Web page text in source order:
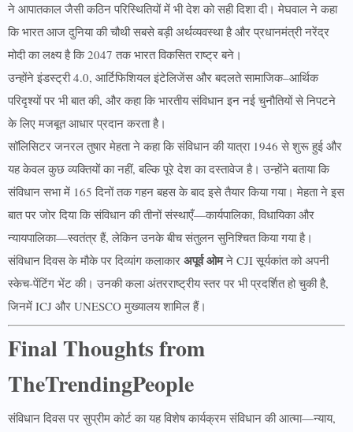
ने आपातकाल जैसी कठिन परिस्थितियों में भी देश को सही दिशा दी। मेघवाल ने कहा
कि भारत आज दुनिया की चौथी सबसे बड़ी अर्थव्यवस्था है और प्रधानमंत्री नरेंद्र
मोदी का लक्ष्य है कि 2047 तक भारत विकसित राष्ट्र बने।
उन्होंने इंडस्ट्री 4.0, आर्टिफिशियल इंटेलिजेंस और बदलते सामाजिक–आर्थिक
परिदृश्यों पर भी बात की, और कहा कि भारतीय संविधान इन नई चुनौतियों से निपटने
के लिए मजबूत आधार प्रदान करता है।
सॉलिसिटर जनरल तुषार मेहता ने कहा कि संविधान की यात्रा 1946 से शुरू हुई और
यह केवल कुछ व्यक्तियों का नहीं, बल्कि पूरे देश का दस्तावेज है। उन्होंने बताया कि
संविधान सभा में 165 दिनों तक गहन बहस के बाद इसे तैयार किया गया। मेहता ने इस
बात पर जोर दिया कि संविधान की तीनों संस्थाएँ—कार्यपालिका, विधायिका और
न्यायपालिका—स्वतंत्र हैं, लेकिन उनके बीच संतुलन सुनिश्चित किया गया है।
संविधान दिवस के मौके पर दिव्यांग कलाकार अपूर्व ओमने CJI सूर्यकांत को अपनी
स्केच-पेंटिंग भेंट की। उनकी कला अंतरराष्ट्रीय स्तर पर भी प्रदर्शित हो चुकी है,
जिनमें ICJ और UNESCO मुख्यालय शामिल हैं।
Final Thoughts from
TheTrendingPeople
संविधान दिवस पर सुप्रीम कोर्ट का यह विशेष कार्यक्रम संविधान की आत्मा—न्याय,